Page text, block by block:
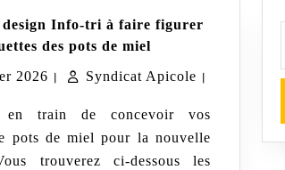
design Info-tri à faire figurer
des pots de miel
Info-
à
figurer
sur
2026 20
| Syndicat Apicole Syndicat
|
pots de miel pour la nouvelle
trouverez ci-dessous les